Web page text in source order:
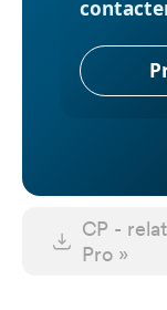
CP -
Pro »